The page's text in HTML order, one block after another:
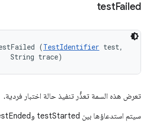
testFailed
(TestIdentifier test,
String trace)
تعرض هذه السمة تعذُّر تنفيذ حالة اختبار فردية.
سيتم استدعاؤها بين testStarted وtestEnded.